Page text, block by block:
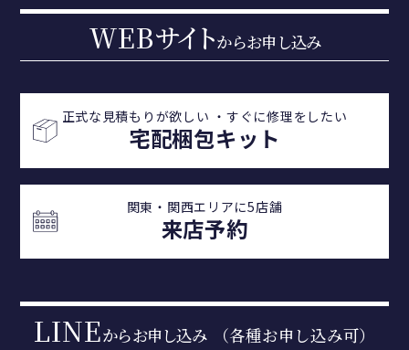
WEBサイトからお申し込み
正式な見積もりが欲しい ・ すぐに修理をしたい
宅配梱包キット
関東・関西エリアに5店舗
来店予約
LINEからお申し込み （各種お申し込み可）